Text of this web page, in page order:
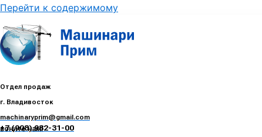
Перейти к содержимому
Отдел продаж
г. Владивосток
machinaryprim@gmail.com
нам!
+7 (908) 982-31-00